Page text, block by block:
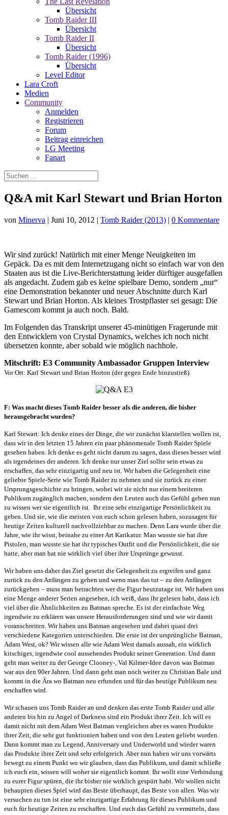
Übersicht
Tomb Raider III
Übersicht
Tomb Raider II
Übersicht
Tomb Raider (1996)
Übersicht
Level Editor
Lara Croft
Medien
Community
Anmelden
Registrieren
Forum
Beitrag einreichen
LG Meeting
Fanart
Q&A mit Karl Stewart und Brian Horton
von Minerva | Juni 10, 2012 | Tomb Raider (2013) | 0 Kommentare
Wir sind zurück! Natürlich mit einer Menge Neuigkeiten im
Gepäck. Da es mit dem Internetzugang nicht so einfach war von den
Staaten aus ist die Live-Berichterstattung leider dürftiger ausgefallen
als angedacht. Zudem gab es keine spielbare Demo, sondern „nur“
eine Demonstration bekannter und neuer Abschnitte durch Karl
Stewart und Brian Horton. Als kleines Trostpflaster sei gesagt: Die
Gamescom kommt ja auch noch. Bald.
Im Folgenden das Transkript unserer 45-minütigen Fragerunde mit
den Entwicklern von Crystal Dynamics, welches ich noch nicht
übersetzen konnte, aber sobald wie möglich nachhole.
Mitschrift: E3 Community Ambassador Gruppen Interview
Vor Ort: Karl Stewart und Brian Horton (der gegen Ende hinzustieß)
F: Was macht dieses Tomb Raider besser als die anderen, die bisher
herausgebracht wurden?
Karl Stewart: Ich denke eines der Dinge, die wir zunächst klarstellen wollen ist,
dass wir in den letzten 15 Jahren ein paar phänomenale Tomb Raider Spiele
gesehen haben. Ich denke es geht nicht darum zu sagen, dass dieses besser wird
als irgendeines der anderen. Ich denke nur unser Ziel sollte sein etwas zu
erschaffen, das sehr einzigartig und neu ist. Wir haben die Gelegenheit eine
geliebte Spiele-Serie wie Tomb Raider zu nehmen und sie zurück zu einer
Ursprungsgeschichte zu bringen, wobei wir sie nicht nur einem breiteren
Publikum zugänglich machen, sondern den Leuten auch das Gefühl geben nun
zu wissen wer sie eigentlich ist. Ihr eine sehr einzigartige Persönlichkeit zu
geben. Und sie, wie die meisten von euch schon gelesen haben, sozusagen für
heutige Zeiten kulturell nachvollziehbar zu machen. Denn Lara wurde über die
Jahre, wie ihr wisst, beinahe zu einer Art Karikatur. Man wusste sie hat ihre
Pistolen, man wusste sie hat ihr typisches Outfit und die Persönlichkeit, die sie
hatte, aber man hat nie wirklich viel über ihre Ursprünge gewusst.
Wir haben uns daher das Ziel gesetzt die Gelegenheit zu ergreifen und ganz
zurück zu den Anfängen zu gehen und wenn man das tut – zu den Anfängen
zurückgehen – muss man betrachten wer die Figur heutzutage ist. Wir haben uns
eine Menge anderer Serien angesehen, ich weiß, dass ihr gelesen habt, dass ich
viel über die Ähnlichkeiten zu Batman spreche. Es ist der einfachste Weg
irgendwie zu erklären was unsere Herausforderungen sind und wie wir damit
voranschreiten. Wir haben uns Batman angesehen und dabei quasi drei
verschiedene Kategorien unterschieden. Die erste ist der ursprüngliche Batman,
Adam West, ok? Wir wissen alle wie Adam West damals aussah, ein wirklich
kitschiges, irgendwie cool aussehendes Produkt seiner Generation. Und dann
geht man weiter zu der George Clooney-, Val Kilmer-Idee davon was Batman
war aus den 90er Jahren. Und dann geht man noch weiter zu Christian Bale und
kommt in die Ära wo Batman neu erfunden und für das heutige Publikum neu
erschaffen wird.
Wir schauen uns Tomb Raider an und denken das erste Tomb Raider und alle
anderen bis hin zu Angel of Darkness sind ein Produkt ihrer Zeit. Ich will es
damit nicht mit dem Adam West Batman vergleichen aber es waren Produkte
ihrer Zeit, die sehr gut funktioniert haben und von den Leuten geliebt wurden.
Dann kommt man zu Legend, Anniversary und Underworld und wieder waren
das Produkte ihrer Zeit und sehr erfolgreich. Aber nun haben wir uns vorwärts
bewegt zu einem Punkt wo wir glauben, dass das Publikum, und damit schließe
ich euch ein, wissen will woher sie eigentlich kommt. Ihr wollt eine Verbindung
zu eurer Figur spüren, die ihr bisher nie wirklich gespürt habt. Wir wollen nicht
behaupten dieses Spiel wird das Beste überhaupt, das Beste von allen. Was wir
versuchen zu tun ist eine sehr einzigartige Erfahrung für dieses Publikum und
euch für heutige Zeiten zu erschaffen. Und euch das Gefühl zu vermitteln, dass